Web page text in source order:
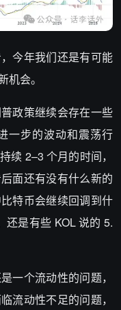
今年我们还是有可能
机会。
政策继续会存在一些
一步的波动和震荡行
续 2–3 个月的时间，
面还有没有什么新的
特币会继续回调到什
还是有些 KOL 说的 5.
一个流动性的问题，
流动性不足的问题，